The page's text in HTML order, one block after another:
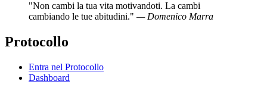
"Non cambi la tua vita motivandoti. La cambi
cambiando le tue abitudini." — Domenico Marra
Protocollo
Entra nel Protocollo
Dashboard